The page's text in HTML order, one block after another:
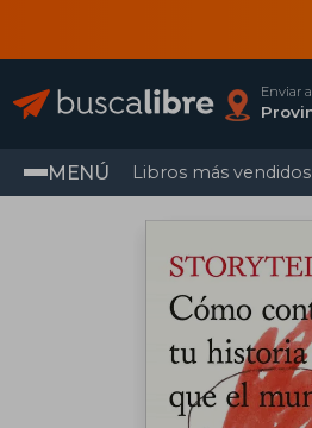
Enviar a
MENÚ Libros más vendidos